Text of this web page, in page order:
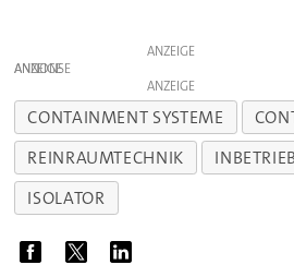
ANZEIGE
ANZEIGE
ANZEIGE
CONTAINMENT SYSTEME
REINRAUMTECHNIK
ISOLATOR